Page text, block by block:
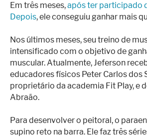
Moda
Contato
Em três meses,após ter participado
Depois, ele conseguiu ganhar mais
Nos últimos meses, seu treino de
intensificado com o objetivo de
muscular. Atualmente, Jeferson
educadores físicos Peter Carlos dos
proprietário da academia Fit Play, e
Abraão.
Para desenvolver o peitoral, o
supino reto na barra. Ele faz três